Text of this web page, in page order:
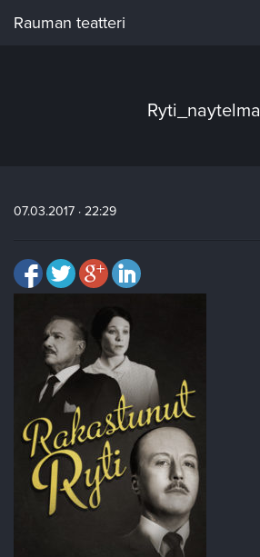
Rauman teatteri
Ryti_naytelma
07.03.2017 · 22:29